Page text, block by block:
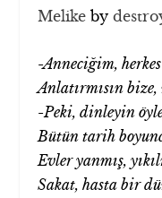
Melike by
-Anneciğim,
Anlatırmısın bize,
-Peki, dinleyin
Bütün tarih
Evler yanmış,
Sakat, hasta bir